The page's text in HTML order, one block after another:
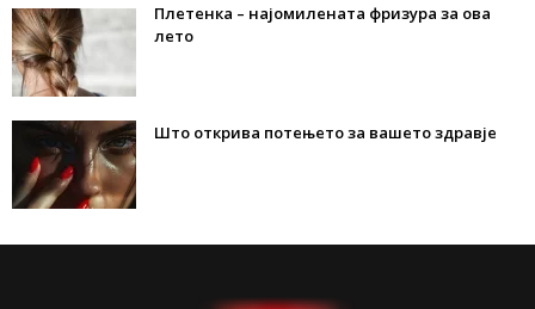
Плетенка – најомилената фризура за ова
лето
Што открива потењето за вашето здравје